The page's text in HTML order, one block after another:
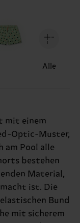
Alle
mit einem
Optic-Muster,
am Pool alle
bestehen
Material,
ist. Die
Bund
mit sicherem